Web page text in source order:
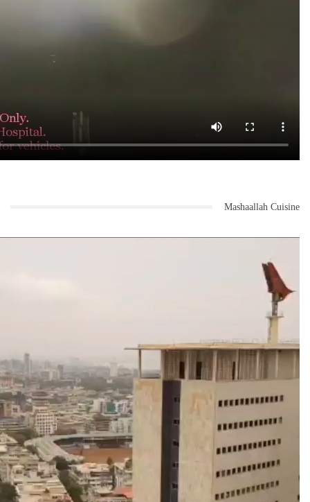
Mashaallah Cuisine